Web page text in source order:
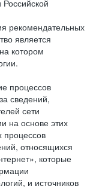
рекомендательных
является
котором
процессов
сведений,
сети
на основе этих
процессов
относящихся
которые
и источников